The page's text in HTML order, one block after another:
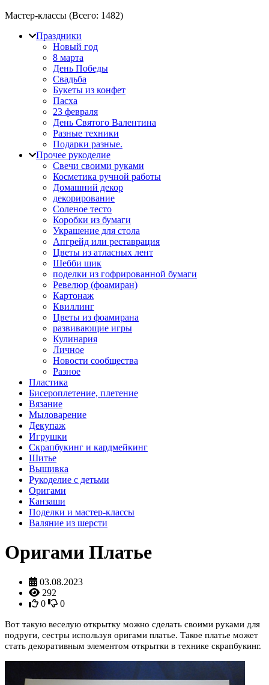
Мастер-классы (Всего: 1482)
Праздники
Новый год
8 марта
День Победы
Свадьба
Букеты из конфет
Пасха
23 февраля
День Святого Валентина
Разные техники
Подарки разные.
Прочее рукоделие
Свечи своими руками
Косметика ручной работы
Домашний декор
декорирование
Соленое тесто
Коробки из бумаги
Украшение для стола
Апгрейд или реставрация
Цветы из атласных лент
Шебби шик
поделки из гофрированной бумаги
Ревелюр (фоамиран)
Картонаж
Квиллинг
Цветы из фоамирана
развивающие игры
Кулинария
Личное
Новости сообщества
Разное
Пластика
Бисероплетение, плетение
Вязание
Мыловарение
Декупаж
Игрушки
Скрапбукинг и кардмейкинг
Шитье
Вышивка
Рукоделие с детьми
Оригами
Канзаши
Поделки и мастер-классы
Валяние из шерсти
Оригами Платье
03.08.2023
292
0
0
Вот такую веселую открытку можно сделать своими руками для
подруги, сестры используя оригами платье. Такое платье может
стать декоративным элементом открытки в технике скрапбукинг.